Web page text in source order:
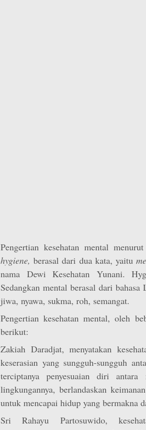
Pengertian kesehatan mental
hygiene, berasal dari dua kata, yaitu
nama Dewi Kesehatan Yunani.
Sedangkan mental berasal dari bahasa
jiwa, nyawa, sukma, roh, semangat.
Pengertian kesehatan mental, oleh
berikut:
Zakiah Daradjat, menyatakan
keserasian yang sungguh-sungguh
terciptanya penyesuaian diri
lingkungannya, berlandaskan
untuk mencapai hidup yang bermakna
Sri Rahayu Partosuwido,